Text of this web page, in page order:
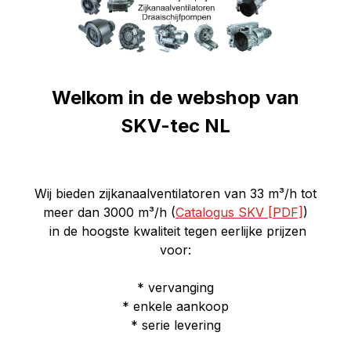
Welkom in de webshop van
SKV-tec NL
Wij bieden zijkanaalventilatoren van 33 m³/h tot
meer dan 3000 m³/h (Catalogus SKV [PDF] )
in de hoogste kwaliteit tegen eerlijke prijzen
voor:
* vervanging
* enkele aankoop
* serie levering